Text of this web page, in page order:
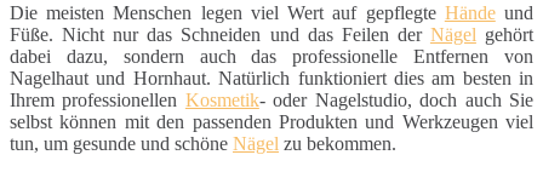
Die meisten Menschen legen viel Wert auf gepflegte Händeund
Füße. Nicht nur das Schneiden und das Feilen der Nägel gehört
dabei dazu, sondern auch das professionelle Entfernen von
Nagelhaut und Hornhaut. Natürlich funktioniert dies am besten in
Ihrem professionellen Kosmetik- oder Nagelstudio, doch auch Sie
selbst können mit den passenden Produkten und Werkzeugen viel
tun, um gesunde und schöne Nägel zu bekommen.